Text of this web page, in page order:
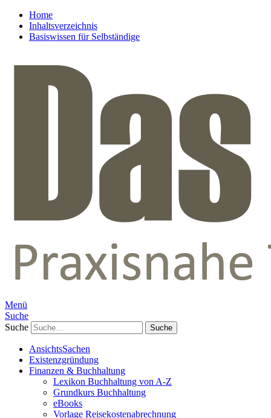
Home
Inhaltsverzeichnis
Basiswissen für Selbständige
Menü
Suche
Suche
AnsichtsSachen
Existenzgründung
Finanzen & Buchhaltung
Lexikon Buchhaltung von A-Z
Grundkurs Buchhaltung
eBooks
Vorlage Reisekostenabrechnung